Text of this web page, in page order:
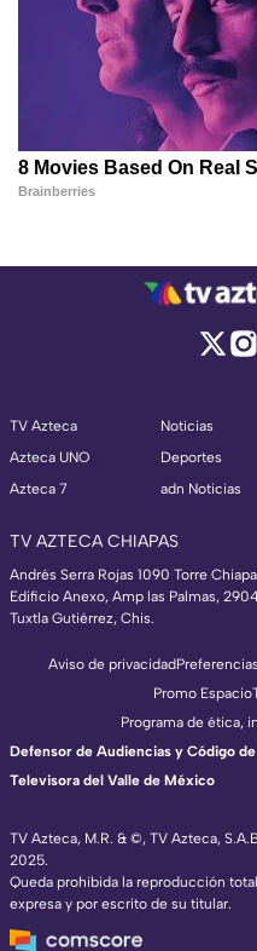
TV Azteca
Azteca UNO
Azteca 7
Noticias
Deportes
adn Noticias
TV AZTECA CHIAPAS
Andrés Serra Rojas 1090 Torre
Edificio Anexo, Amp las Palmas,
Tuxtla Gutiérrez, Chis.
TV Azteca, M.R. & ©, TV Azteca,
2025.
Queda prohibida la reproducción
expresa y por escrito de su titular.
Aviso de privacidad
Promo Espacio
Programa de ética,
Defensor de Audiencias y Código
Televisora del Valle de México